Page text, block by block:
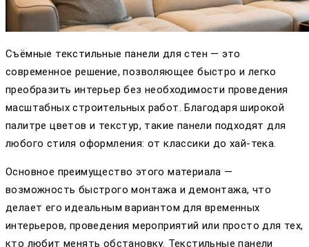
Съёмные текстильные панели для стен — это
современное решение, позволяющее быстро и легко
преобразить интерьер без необходимости проведения
масштабных строительных работ. Благодаря широкой
палитре цветов и текстур, такие панели подходят для
любого стиля оформления: от классики до хай-тека.
Основное преимущество этого материала —
возможность быстрого монтажа и демонтажа, что
делает его идеальным вариантом для временных
интерьеров, проведения мероприятий или просто для тех,
кто любит менять обстановку. Текстильные панели